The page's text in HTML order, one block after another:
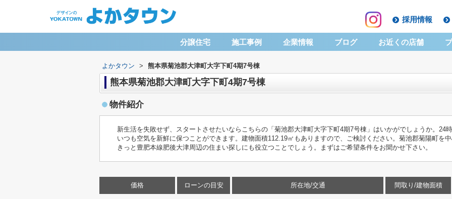
採用情報
分譲住宅 施工事例 企業情報 ブログ お近くの店舗
よかタウン > 熊本県菊池郡大津町大字下町4期7号棟
熊本県菊池郡大津町大字下町4期7号棟
物件紹介
新生活を失敗せず、スタートさせたいならこちらの「菊池郡大津町大字下町4期7号棟」はいかがでしょうか。24
いつも空気を新鮮に保つことができます。建物面積112.19㎡もありますので、ご検討ください。菊池郡菊陽町を
きっと豊肥本線肥後大津周辺の住まい探しにも役立つことでしょう。まずはご希望条件をお聞かせ下さい。
価格 ローンの目安 所在地/交通 間取り/建物面積